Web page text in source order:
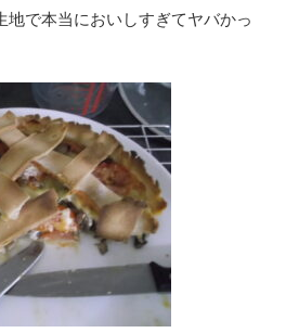
地で本当においしすぎてヤバかっ